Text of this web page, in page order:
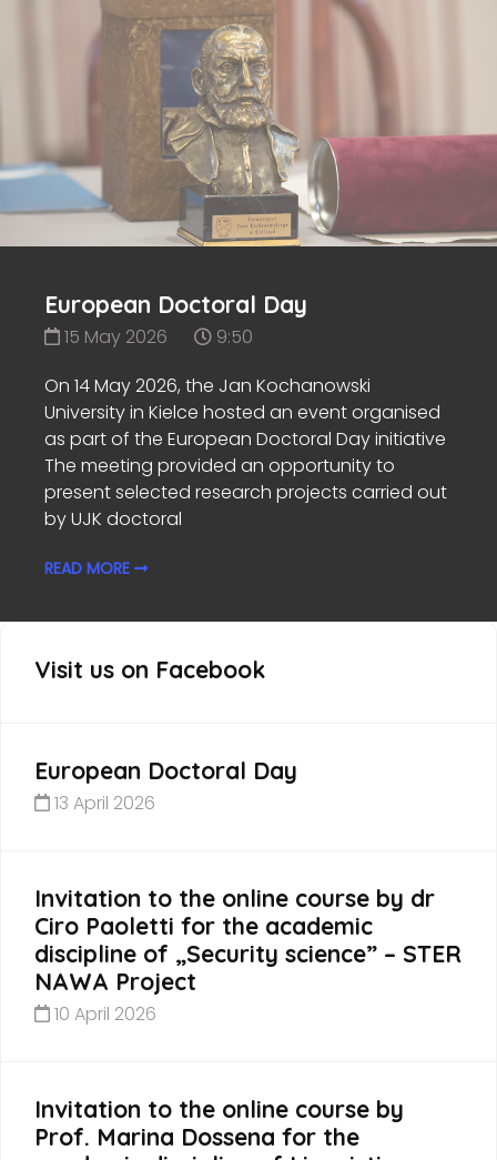
European Doctoral Day
15 May 2026
9:50
On 14 May 2026, the Jan Kochanowski
University in Kielce hosted an event organised
as part of the European Doctoral Day initiative
The meeting provided an opportunity to
present selected research projects carried out
by UJK doctoral
READ MORE
Visit us on Facebook
European Doctoral Day
13 April 2026
Invitation to the online course by dr
Ciro Paoletti for the academic
discipline of „Security science” – STER
NAWA Project
10 April 2026
Invitation to the online course by
Prof. Marina Dossena for the